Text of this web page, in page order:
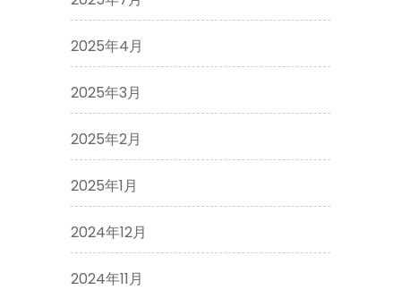
2025年4月
2025年3月
2025年2月
2025年1月
2024年12月
2024年11月